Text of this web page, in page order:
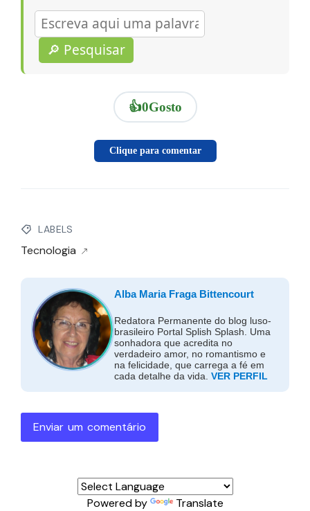
🔎 Pesquisar
👍0Gosto
Clique para comentar
LABELS
Tecnologia
Alba Maria Fraga Bittencourt
Redatora Permanente do blog luso-
brasileiro Portal Splish Splash. Uma
sonhadora que acredita no
verdadeiro amor, no romantismo e
na felicidade, que carrega a fé em
cada detalhe da vida. VER PERFIL
Enviar um comentário
Powered by Translate